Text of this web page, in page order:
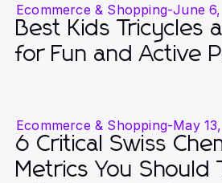
Ecommerce & Shopping-June
Best Kids Tricycles
for Fun and Active
Ecommerce & Shopping-May
6 Critical Swiss
Metrics You Should